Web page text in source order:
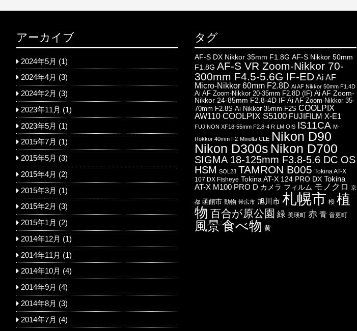
アーカイブ
2024年5月 (1)
2024年4月 (3)
2024年2月 (3)
2023年11月 (1)
2023年5月 (1)
2015年7月 (1)
2015年5月 (3)
2015年4月 (2)
2015年3月 (1)
2015年2月 (3)
2015年1月 (2)
2014年12月 (1)
2014年11月 (1)
2014年10月 (4)
2014年9月 (4)
2014年8月 (3)
2014年7月 (4)
タグ
AF-S DX Nikkor 35mm F1.8G AF-S Nikkor 50mm
F1.8G AF-S VR Zoom-Nikkor 70-
300mm F4.5-5.6G IF-ED Ai AF
Micro-Nikkor 60mm F2.8D Ai AF Nikkor 50mm F1.4D
Ai AF Zoom-Nikkor 20-35mm F2.8D (IF) Ai AF Zoom-
Nikkor 24-85mm F2.8-4D IF Ai AF Zoom-Nikkor 35-
70mm F2.8S Ai Nikkor 35mm F2S COOLPIX
AW110 COOLPIX S5100 FUJIFILM X-E1
FUJINON XF18-55mm F2.8-4 R LM OIS IS11CA M-
Rokkor 40mm F2 Minolta CLE Nikon D90
Nikon D300s Nikon D700
SIGMA 18-125mm F3.8-5.6 DC OS
HSM SOL23 TAMRON B005 Tokina AT-X
107 DX Fisheye Tokina AT-X 124 PRO DX Tokina
AT-X M100 PRO D カメラ フィルム モノクロ 京
都 函館市 動物 帯広市 旭川市 札幌市 桜 植
物 百合が原公園 緑 美瑛町 赤 青 音更町
風景食べ物 黄